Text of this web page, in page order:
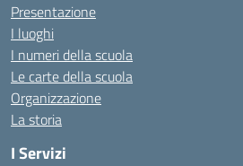
Presentazione
I luoghi
I numeri della scuola
Le carte della scuola
Organizzazione
La storia
I Servizi